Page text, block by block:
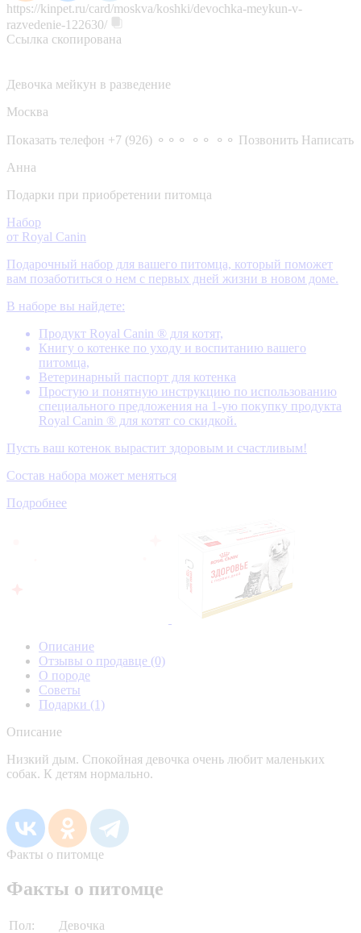
https://kinpet.ru/card/moskva/koshki/devochka-meykun-v-
razvedenie-122630/
Ссылка скопирована
Девочка мейкун в разведение
Москва
Показать телефон +7 (926) ⚬⚬⚬ ⚬⚬ ⚬⚬ Позвонить Написать
Анна
Подарки при приобретении питомца
Набор
от Royal Canin
Подарочный набор для вашего питомца, который поможет
вам позаботиться о нем с первых дней жизни в новом доме.
В наборе вы найдете:
Продукт Royal Canin ® для котят,
Книгу о котенке по уходу и воспитанию вашего
питомца,
Ветеринарный паспорт для котенка
Простую и понятную инструкцию по использованию
специального предложения на 1-ую покупку продукта
Royal Canin ® для котят со скидкой.
Пусть ваш котенок вырастит здоровым и счастливым!
Состав набора может меняться
Подробнее
Описание
Отзывы о продавце (0)
О породе
Советы
Подарки (1)
Описание
Низкий дым. Спокойная девочка очень любит маленьких
собак. К детям нормально.
Факты о питомце
Факты о питомце
Пол:
Девочка